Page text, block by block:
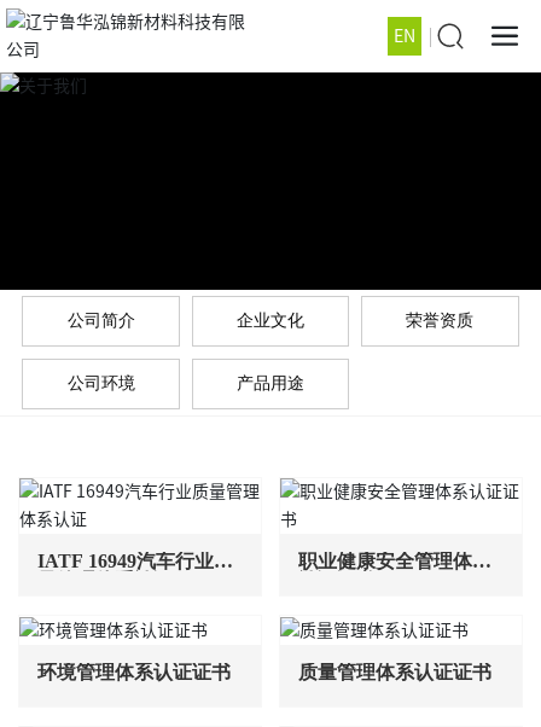
EN
公司简介 企业文化 荣誉资质
公司环境 产品用途
IATF 16949汽车行业质
职业健康安全管理体系
环境管理体系认证证书 质量管理体系认证证书